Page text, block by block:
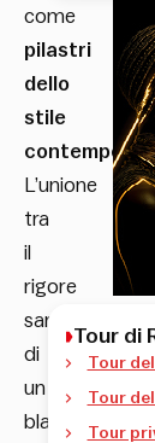
come
pilastri
dello
stile
L’unione
tra
il
rigore
sartoriale
di
un
blazer
Tour di
Tour
Tour
Tour